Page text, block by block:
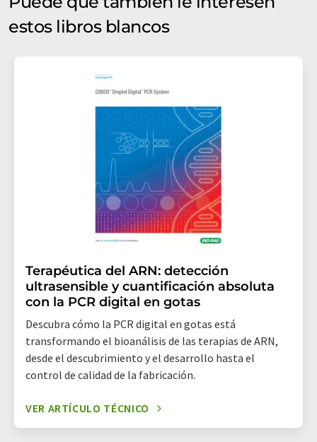
estos libros blancos
Terapéutica del ARN: detección
ultrasensible y cuantificación absoluta
con la PCR digital en gotas
Descubra cómo la PCR digital en gotas está
transformando el bioanálisis de las terapias de ARN,
desde el descubrimiento y el desarrollo hasta el
control de calidad de la fabricación.
VER ARTÍCULO TÉCNICO